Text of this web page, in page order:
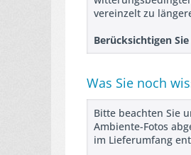
vereinzelt zu
Berücksichtigen
Was Sie noch
Bitte beachten Sie
Ambiente-Fotos
im Lieferumfang